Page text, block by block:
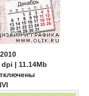
| 11.14Mb